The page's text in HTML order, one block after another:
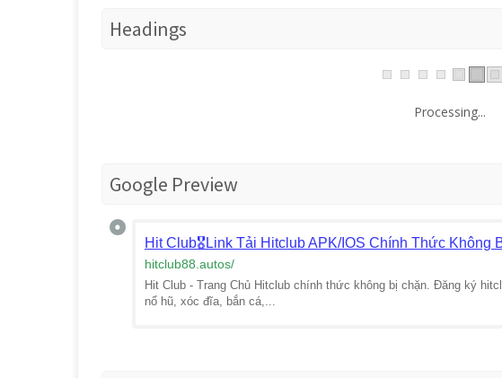
Headings
Processing...
Google Preview
Hit Club🎖️Link Tải Hitclub APK/IOS Chính Thức Không
hitclub88.autos/
Hit Club - Trang Chủ Hitclub chính thức không bị chặn. Đăng ký
nổ hũ, xóc đĩa, bắn cá,...